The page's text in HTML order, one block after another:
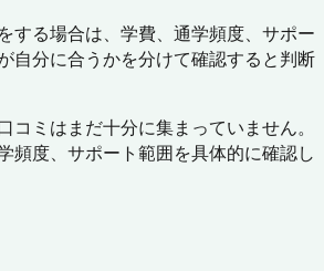
する場合は、学費、通学頻度、サポー
自分に合うかを分けて確認すると判断
コミはまだ十分に集まっていません。
頻度、サポート範囲を具体的に確認し